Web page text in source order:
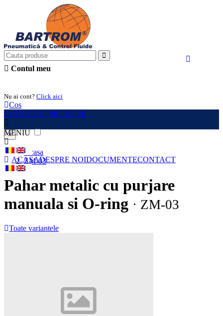
Contul meu
Nu ai cont? Click aici
Cos
CATEGORII PRODUSE
MENIU
ACASADESPRE NOIDOCUMENTECONTACT
×
Acasa
ZM-03
Pahar metalic cu purjare
manuala si O-ring · ZM-03
Toate variantele